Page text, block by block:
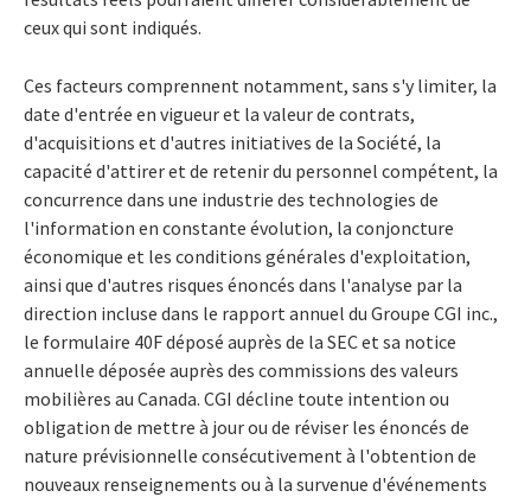
ceux qui sont indiqués.
Ces facteurs comprennent notamment, sans s'y limiter, la
date d'entrée en vigueur et la valeur de contrats,
d'acquisitions et d'autres initiatives de la Société, la
capacité d'attirer et de retenir du personnel compétent, la
concurrence dans une industrie des technologies de
l'information en constante évolution, la conjoncture
économique et les conditions générales d'exploitation,
ainsi que d'autres risques énoncés dans l'analyse par la
direction incluse dans le rapport annuel du Groupe CGI inc.,
le formulaire 40F déposé auprès de la SEC et sa notice
annuelle déposée auprès des commissions des valeurs
mobilières au Canada. CGI décline toute intention ou
obligation de mettre à jour ou de réviser les énoncés de
nature prévisionnelle consécutivement à l'obtention de
nouveaux renseignements ou à la survenue d'événements